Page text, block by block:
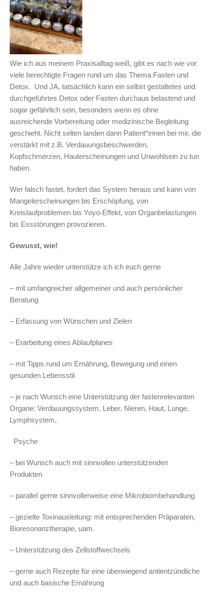
Wie ich aus meinem Praxisalltag weiß, gibt es nach wie vor
viele berechtigte Fragen rund um das Thema Fasten und
Detox. Und JA, tatsächlich kann ein selbst gestaltetes und
durchgeführtes Detox oder Fasten durchaus belastend und
sogar gefährlich sein, besonders wenn es ohne
ausreichende Vorbereitung oder medizinische Begleitung
geschieht. Nicht selten landen dann Patient*innen bei mir, die
verstärkt mit z.B. Verdauungsbeschwerden,
Kopfschmerzen, Hauterscheinungen und Unwohlsein zu tun
haben.
Wer falsch fastet, fordert das System heraus und kann von
Mangelerscheinungen bis Erschöpfung, von
Kreislaufproblemen bis Yoyo-Effekt, von Organbelastungen
bis Essstörungen provozieren.
Gewusst, wie!
Alle Jahre wieder unterstütze ich ich euch gerne
– mit umfangreicher allgemeiner und auch persönlicher
Beratung
– Erfassung von Wünschen und Zielen
– Erarbeitung eines Ablaufplanes
– mit Tipps rund um Ernährung, Bewegung und einen
gesunden Lebensstil
– je nach Wunsch eine Unterstützung der fastenrelevanten
Organe: Verdauungssystem, Leber, Nieren, Haut, Lunge,
Lymphsystem,
Psyche
– bei Wunsch auch mit sinnvollen unterstützenden
Produkten
– parallel gerne sinnvollerweise eine Mikrobiombehandlung
– gezielte Toxinausleitung: mit entsprechenden Präparaten,
Bioresonanztherapie, uam.
– Unterstützung des Zellstoffwechsels
– gerne auch Rezepte für eine überwiegend antientzündliche
und auch basische Ernährung